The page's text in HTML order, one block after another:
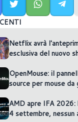
Netflix avrà
esclusiva del nuovo
OpenMouse: il
source per mouse da
AMD apre IFA
4 settembre, nessun